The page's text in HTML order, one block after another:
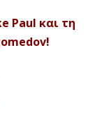
Paul και τη